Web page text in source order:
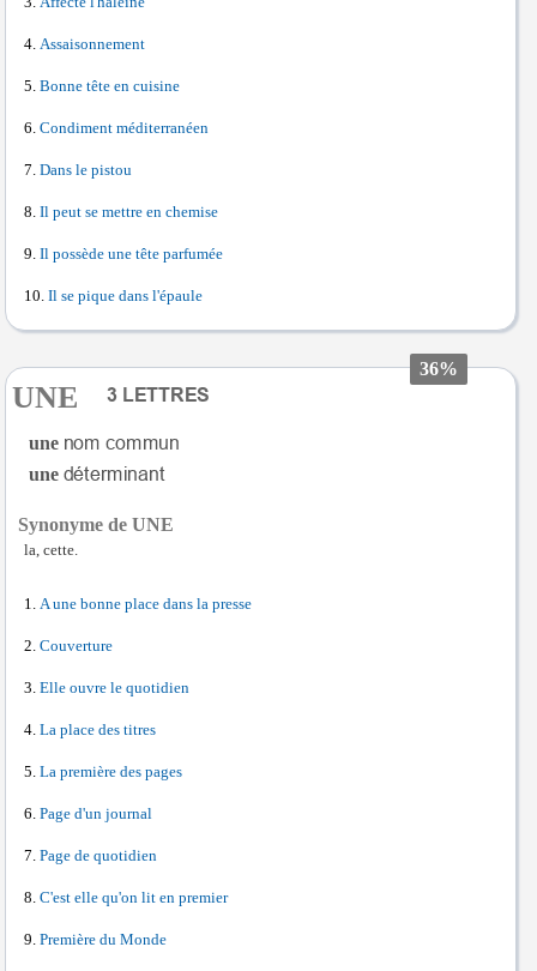
Assaisonnement
Bonne tête en cuisine
Condiment méditerranéen
Dans le pistou
Il peut se mettre en chemise
Il possède une tête parfumée
Il se pique dans l'épaule
36%
UNE
une
une
Synonyme de UNE
la, cette.
A une bonne place dans la presse
Couverture
Elle ouvre le quotidien
La place des titres
La première des pages
Page d'un journal
Page de quotidien
C'est elle qu'on lit en premier
Première du Monde